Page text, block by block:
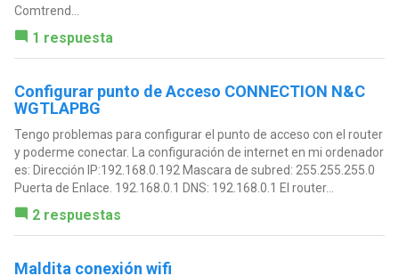
Comtrend...
1 respuesta
Configurar punto de Acceso CONNECTION N&C
WGTLAPBG
Tengo problemas para configurar el punto de acceso con el router
y poderme conectar. La configuración de internet en mi ordenador
es: Dirección IP:192.168.0.192 Mascara de subred: 255.255.255.0
Puerta de Enlace. 192.168.0.1 DNS: 192.168.0.1 El router...
2 respuestas
Maldita conexión wifi